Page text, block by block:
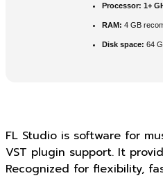
Processor: 1+
RAM: 4 GB
Disk space: 64
FL Studio is software for
VST plugin support. It
Recognized for flexibility,